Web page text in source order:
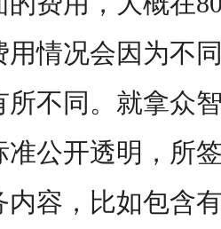
用情况会因为不
所不同。就拿众
准公开透明，所
内容，比如包含